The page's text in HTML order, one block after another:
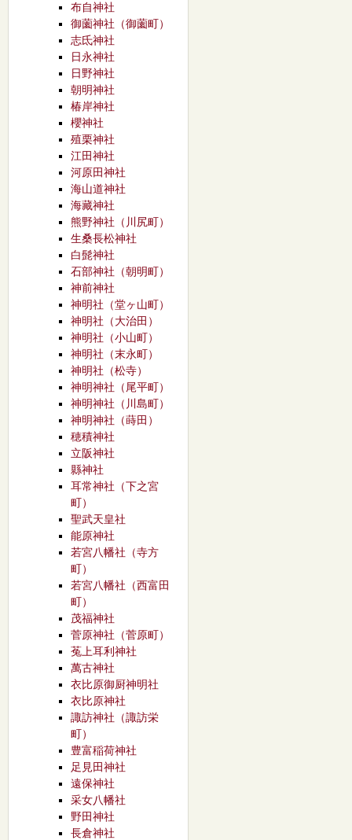
布自神社
御薗神社（御薗町）
志氐神社
日永神社
日野神社
朝明神社
椿岸神社
櫻神社
殖栗神社
江田神社
河原田神社
海山道神社
海藏神社
熊野神社（川尻町）
生桑長松神社
白髭神社
石部神社（朝明町）
神前神社
神明社（堂ヶ山町）
神明社（大治田）
神明社（小山町）
神明社（末永町）
神明社（松寺）
神明神社（尾平町）
神明神社（川島町）
神明神社（蒔田）
穂積神社
立阪神社
縣神社
耳常神社（下之宮
町）
聖武天皇社
能原神社
若宮八幡社（寺方
町）
若宮八幡社（西富田
町）
茂福神社
菅原神社（菅原町）
菟上耳利神社
萬古神社
衣比原御厨神明社
衣比原神社
諏訪神社（諏訪栄
町）
豊富稲荷神社
足見田神社
遠保神社
采女八幡社
野田神社
長倉神社